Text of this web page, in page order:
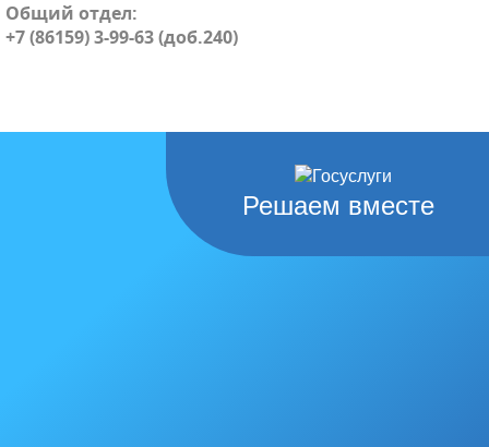
Общий отдел:
+7 (86159) 3-99-63 (доб.240)
Решаем вместе